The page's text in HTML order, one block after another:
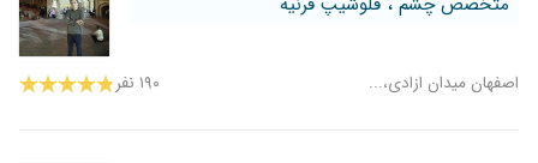
اصفهان میدان ازادی،... ۱۹۰ نفر